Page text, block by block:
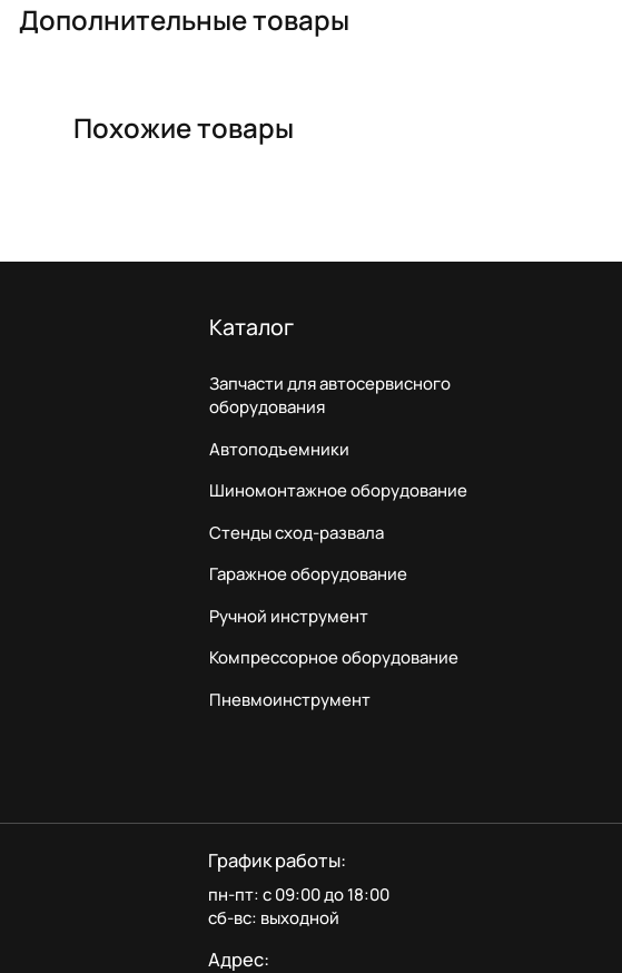
Дополнительные товары
Похожие товары
Каталог
Запчасти для автосервисного
оборудования
Автоподъемники
Шиномонтажное оборудование
Стенды сход-развала
Гаражное оборудование
Ручной инструмент
Компрессорное оборудование
Пневмоинструмент
График работы:
пн-пт: с 09:00 до 18:00
сб-вс: выходной
Адрес: